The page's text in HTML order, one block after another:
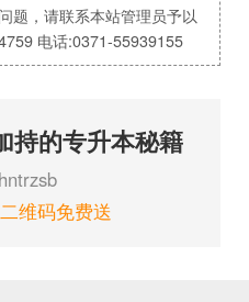
题，请联系本站管理员予以
电话:0371-55939155
持的专升本秘籍
维码免费送